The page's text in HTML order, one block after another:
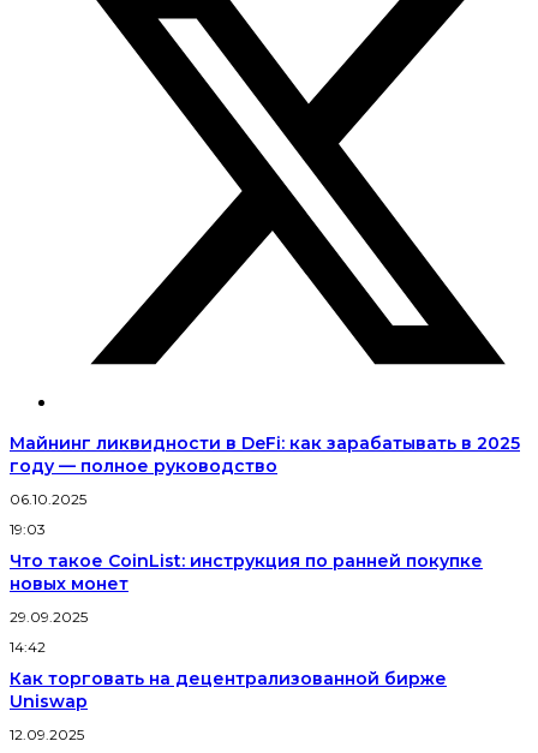
Майнинг ликвидности в DeFi: как зарабатывать в 2025
году — полное руководство
06.10.2025
19:03
Что такое CoinList: инструкция по ранней покупке
новых монет
29.09.2025
14:42
Как торговать на децентрализованной бирже
Uniswap
12.09.2025